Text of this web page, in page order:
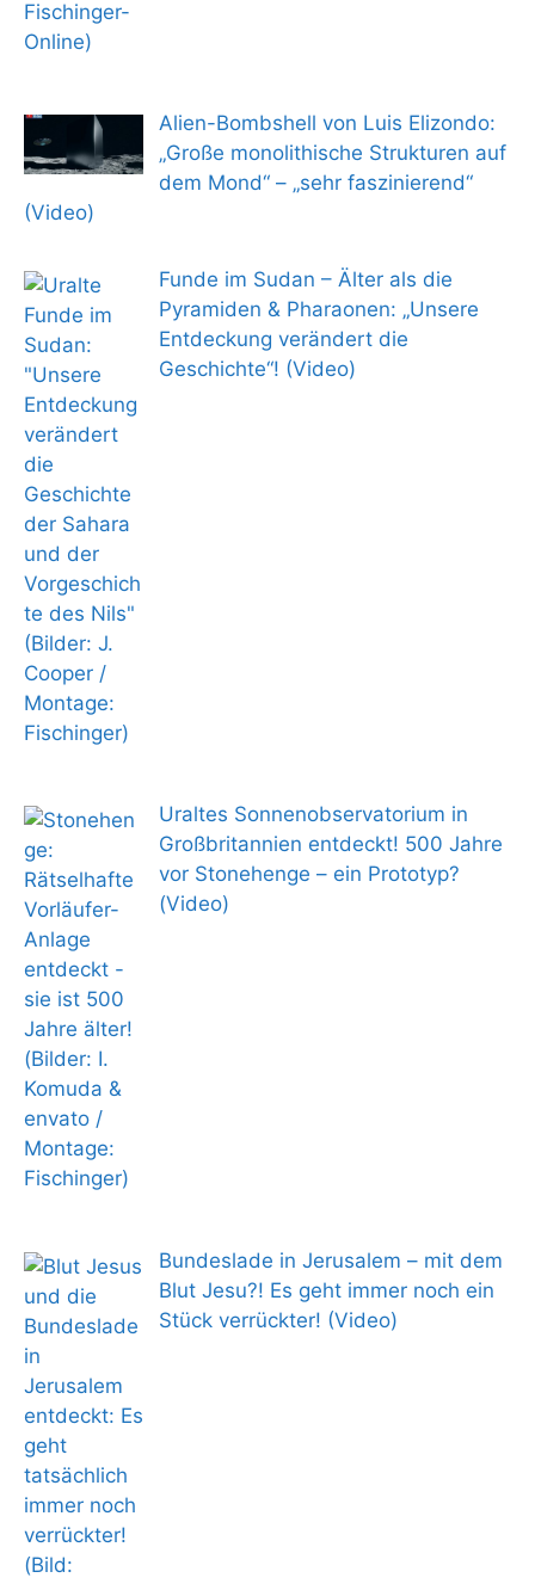
Alien-Bombshell von Luis Elizondo:
„Große monolithische Strukturen auf
dem Mond“ – „sehr faszinierend“
(Video)
Funde im Sudan – Älter als die
Pyramiden & Pharaonen: „Unsere
Entdeckung verändert die
Geschichte“! (Video)
Uraltes Sonnenobservatorium in
Großbritannien entdeckt! 500 Jahre
vor Stonehenge – ein Prototyp?
(Video)
Bundeslade in Jerusalem – mit dem
Blut Jesu?! Es geht immer noch ein
Stück verrückter! (Video)